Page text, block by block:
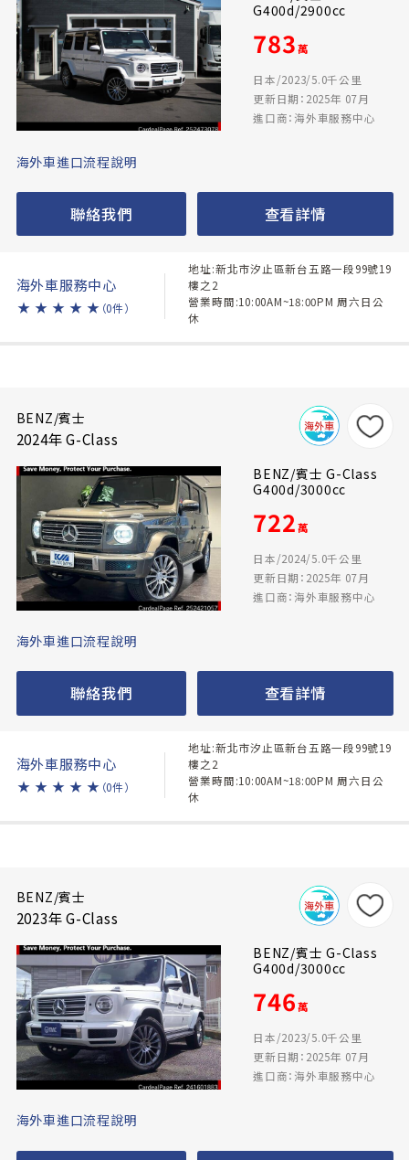
G400d/2900cc
783萬
日本/2023/5.0千公里
更新日期：2025年 07月
進口商：海外車服務中心
海外車進口流程說明
聯絡我們 查看詳情
海外車服務中心
★ ★ ★ ★ ★ （0件）
地址:新北市汐止區新台五路一段99號19
樓之2
營業時間:10:00AM~18:00PM 周六日公
休
BENZ/賓士
2024年 G-Class
BENZ/賓士 G-Class
G400d/3000cc
722萬
日本/2024/5.0千公里
更新日期：2025年 07月
進口商：海外車服務中心
海外車進口流程說明
聯絡我們 查看詳情
海外車服務中心
★ ★ ★ ★ ★ （0件）
地址:新北市汐止區新台五路一段99號19
樓之2
營業時間:10:00AM~18:00PM 周六日公
休
BENZ/賓士
2023年 G-Class
BENZ/賓士 G-Class
G400d/3000cc
746萬
日本/2023/5.0千公里
更新日期：2025年 07月
進口商：海外車服務中心
海外車進口流程說明